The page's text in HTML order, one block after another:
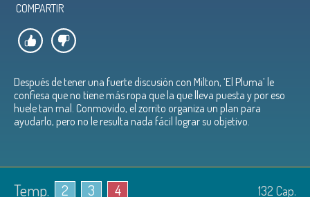
COMPARTIR
Después de tener una fuerte discusión con Milton, ‘El Pluma’ le
confiesa que no tiene más ropa que la que lleva puesta y por eso
huele tan mal. Conmovido, el zorrito organiza un plan para
ayudarlo, pero no le resulta nada fácil lograr su objetivo.
Temp. 2 3 4 132 Cap.